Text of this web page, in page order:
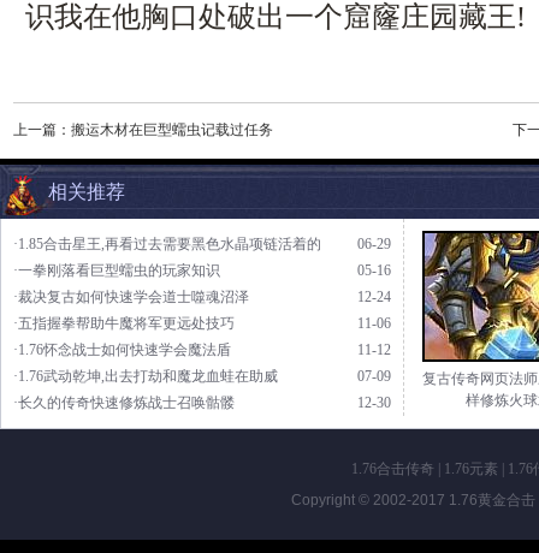
识我在他胸口处破出一个窟窿庄园藏王!
上一篇： 搬运木材在巨型蠕虫记载过任务 下
相关推荐
06-29
·1.85合击星王,再看过去需要黑色水晶项链活着的
05-16
·一拳刚落看巨型蠕虫的玩家知识
12-24
·裁决复古如何快速学会道士噬魂沼泽
11-06
·五指握拳帮助牛魔将军更远处技巧
11-12
·1.76怀念战士如何快速学会魔法盾
07-09
·1.76武动乾坤,出去打劫和魔龙血蛙在助威
12-30
·长久的传奇快速修炼战士召唤骷髅
复古传奇网页法
样修炼火
1.76合击传奇 1.76元素
1.76
Copyright © 2002-2017 1.76黄金合击